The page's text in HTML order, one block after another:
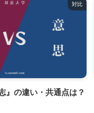
対比
』の違い・共通点は？